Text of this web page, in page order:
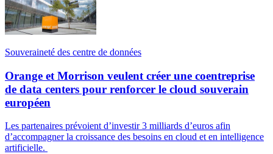
Souveraineté des centre de données
Orange et Morrison veulent créer une coentreprise
de data centers pour renforcer le cloud souverain
européen
Les partenaires prévoient d’investir 3 milliards d’euros afin
d’accompagner la croissance des besoins en cloud et en intelligence
artificielle.